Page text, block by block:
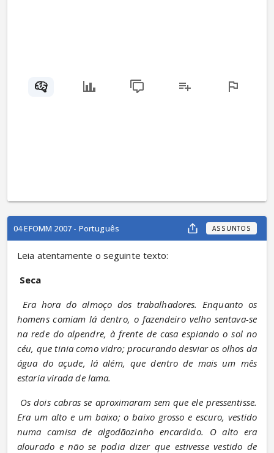
04 EFOMM 2007 - Português ASSUNTOS
Leia atentamente o seguinte texto:
Seca
Era hora do almoço dos trabalhadores. Enquanto os
homens comiam lá dentro, o fazendeiro velho sentava-se
na rede do alpendre, à frente de casa espiando o sol no
céu, que tinia como vidro; procurando desviar os olhos da
água do açude, lá além, que dentro de mais um mês
estaria virada de lama.
Os dois cabras se aproximaram sem que ele pressentisse.
Era um alto e um baixo; o baixo grosso e escuro, vestido
numa camisa de algodãozinho encardido. O alto era
alourado e não se podia dizer que estivesse vestido de